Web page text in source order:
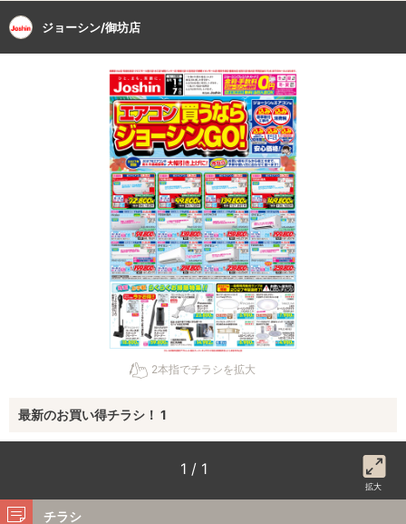
ジョーシン/御坊店
2本指でチラシを拡大
最新のお買い得チラシ！ 1
1 / 1
拡大
チラシ